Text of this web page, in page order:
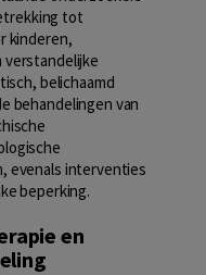
tot
kinderen,
verstandelijke
belichaamd
behandelingen van
evenals interventies
beperking.
en